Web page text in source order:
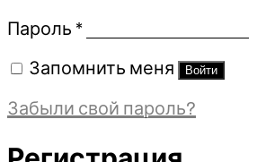
Пароль *Обязательно
Запомнить меня Войти
Забыли свой пароль?